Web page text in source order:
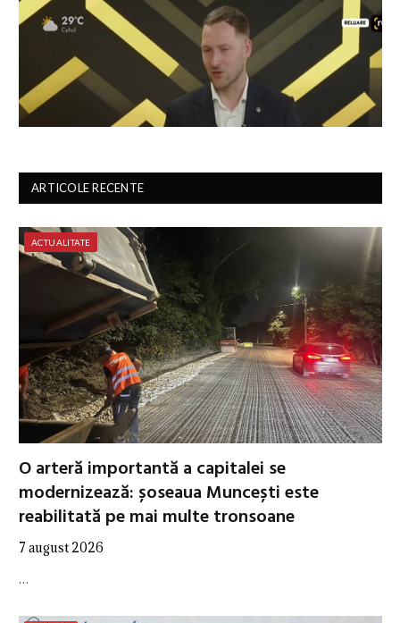
ARTICOLE RECENTE
ACTUALITATE
O arteră importantă a capitalei se
modernizează: șoseaua Muncești este
reabilitată pe mai multe tronsoane
7 august 2026
…